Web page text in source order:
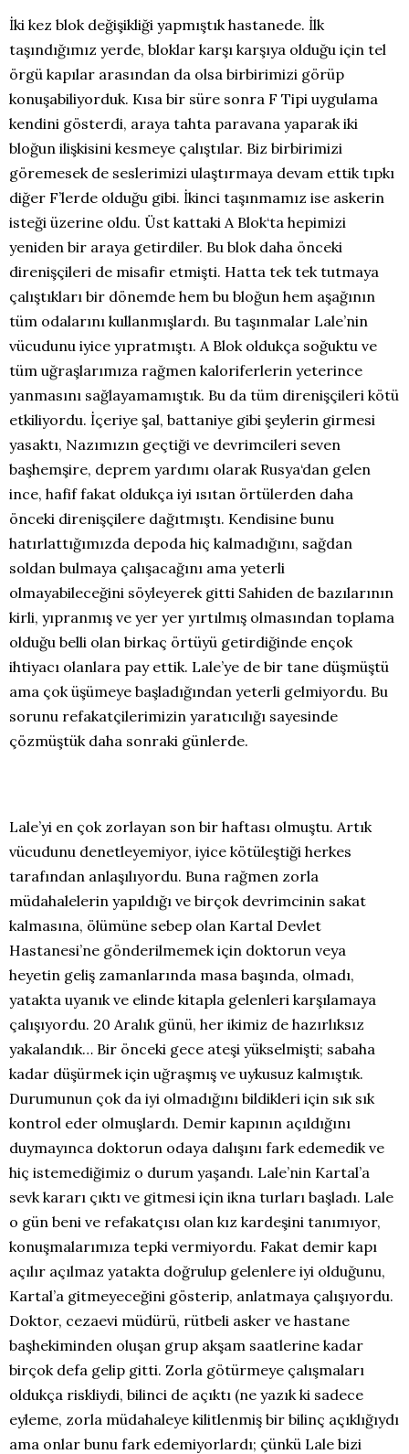
İki kez blok değişikliği yapmıştık hastanede. İlk
taşındığımız yerde, bloklar karşı karşıya olduğu için tel
örgü kapılar arasından da olsa birbirimizi görüp
konuşabiliyorduk. Kısa bir süre sonra F Tipi uygulama
kendini gösterdi, araya tahta paravana yaparak iki
bloğun ilişkisini kesmeye çalıştılar. Biz birbirimizi
göremesek de seslerimizi ulaştırmaya devam ettik tıpkı
diğer F’lerde olduğu gibi. İkinci taşınmamız ise askerin
isteği üzerine oldu. Üst kattaki A Blok‘ta hepimizi
yeniden bir araya getirdiler. Bu blok daha önceki
direnişçileri de misafir etmişti. Hatta tek tek tutmaya
çalıştıkları bir dönemde hem bu bloğun hem aşağının
tüm odalarını kullanmışlardı. Bu taşınmalar Lale’nin
vücudunu iyice yıpratmıştı. A Blok oldukça soğuktu ve
tüm uğraşlarımıza rağmen kaloriferlerin yeterince
yanmasını sağlayamamıştık. Bu da tüm direnişçileri kötü
etkiliyordu. İçeriye şal, battaniye gibi şeylerin girmesi
yasaktı, Nazımızın geçtiği ve devrimcileri seven
başhemşire, deprem yardımı olarak Rusya‘dan gelen
ince, hafif fakat oldukça iyi ısıtan örtülerden daha
önceki direnişçilere dağıtmıştı. Kendisine bunu
hatırlattığımızda depoda hiç kalmadığını, sağdan
soldan bulmaya çalışacağını ama yeterli
olmayabileceğini söyleyerek gitti Sahiden de bazılarının
kirli, yıpranmış ve yer yer yırtılmış olmasından toplama
olduğu belli olan birkaç örtüyü getirdiğinde ençok
ihtiyacı olanlara pay ettik. Lale’ye de bir tane düşmüştü
ama çok üşümeye başladığından yeterli gelmiyordu. Bu
sorunu refakatçilerimizin yaratıcılığı sayesinde
çözmüştük daha sonraki günlerde.
Lale’yi en çok zorlayan son bir haftası olmuştu. Artık
vücudunu denetleyemiyor, iyice kötüleştiği herkes
tarafından anlaşılıyordu. Buna rağmen zorla
müdahalelerin yapıldığı ve birçok devrimcinin sakat
kalmasına, ölümüne sebep olan Kartal Devlet
Hastanesi’ne gönderilmemek için doktorun veya
heyetin geliş zamanlarında masa başında, olmadı,
yatakta uyanık ve elinde kitapla gelenleri karşılamaya
çalışıyordu. 20 Aralık günü, her ikimiz de hazırlıksız
yakalandık… Bir önceki gece ateşi yükselmişti; sabaha
kadar düşürmek için uğraşmış ve uykusuz kalmıştık.
Durumunun çok da iyi olmadığını bildikleri için sık sık
kontrol eder olmuşlardı. Demir kapının açıldığını
duymayınca doktorun odaya dalışını fark edemedik ve
hiç istemediğimiz o durum yaşandı. Lale’nin Kartal’a
sevk kararı çıktı ve gitmesi için ikna turları başladı. Lale
o gün beni ve refakatçısı olan kız kardeşini tanımıyor,
konuşmalarımıza tepki vermiyordu. Fakat demir kapı
açılır açılmaz yatakta doğrulup gelenlere iyi olduğunu,
Kartal’a gitmeyeceğini gösterip, anlatmaya çalışıyordu.
Doktor, cezaevi müdürü, rütbeli asker ve hastane
başhekiminden oluşan grup akşam saatlerine kadar
birçok defa gelip gitti. Zorla götürmeye çalışmaları
oldukça riskliydi, bilinci de açıktı (ne yazık ki sadece
eyleme, zorla müdahaleye kilitlenmiş bir bilinç açıklığıydı
ama onlar bunu fark edemiyorlardı; çünkü Lale bizi